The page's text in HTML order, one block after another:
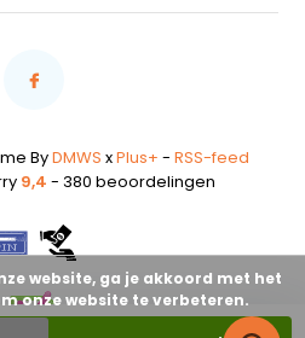
ByDMWS xPlus+ - RSS-feed
9,4 - 380 beoordelingen
website, ga je akkoord met het
onze website te verbeteren.